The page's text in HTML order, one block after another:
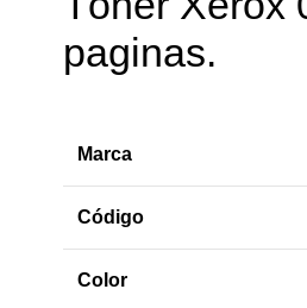
paginas.
Marca
Código
Color